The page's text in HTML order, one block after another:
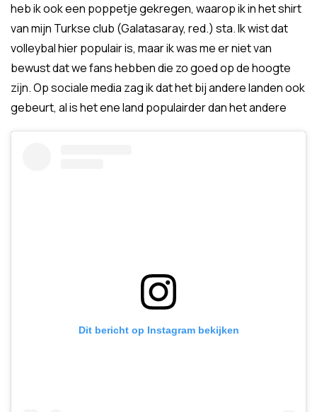
heb ik ook een poppetje gekregen, waarop ik in het shirt
van mijn Turkse club (Galatasaray, red.) sta. Ik wist dat
volleybal hier populair is, maar ik was me er niet van
bewust dat we fans hebben die zo goed op de hoogte
zijn. Op sociale media zag ik dat het bij andere landen ook
gebeurt, al is het ene land populairder dan het andere
Dit bericht op Instagram bekijken